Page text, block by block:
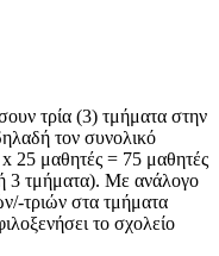
τρία (3) τμήματα στην
τον συνολικό
25 μαθητές = 75 μαθητές
3 τμήματα). Με ανάλογο
τριών στα τμήματα
το σχολείο